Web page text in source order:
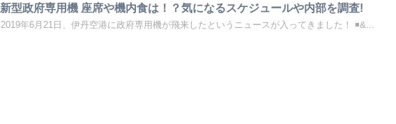
新型政府専用機 座席や機内食は！？気になるスケジュールや内部を調査!
2019年6月21日、伊丹空港に政府専用機が飛来したというニュースが入ってきました！ ◾&...